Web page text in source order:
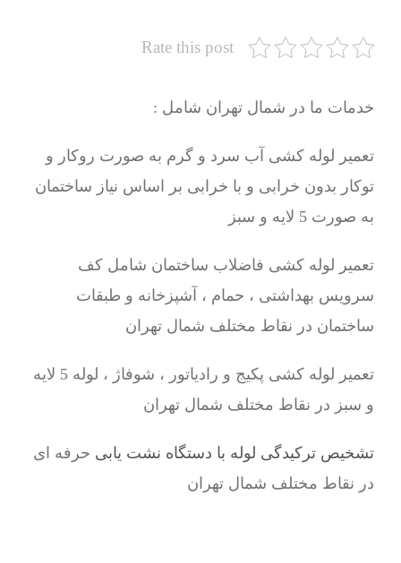
Rate this post
خدمات ما در شمال تهران شامل :
تعمیر لوله کشی آب سرد و گرم به صورت روکار و
توکار بدون خرابی و با خرابی بر اساس نیاز ساختمان
به صورت 5 لایه و سبز
تعمیر لوله کشی فاضلاب ساختمان شامل کف
سرویس بهداشتی ، حمام ، آشپزخانه و طبقات
ساختمان در نقاط مختلف شمال تهران
تعمیر لوله کشی پکیج و رادیاتور ، شوفاژ ، لوله 5 لایه
و سبز در نقاط مختلف شمال تهران
تشخیص ترکیدگی لوله با دستگاه نشت یابی حرفه ای
در نقاط مختلف شمال تهران